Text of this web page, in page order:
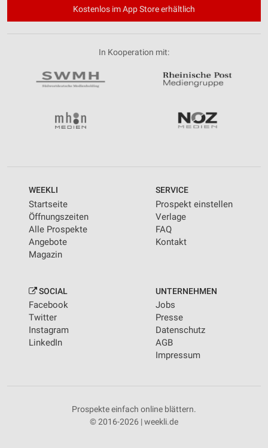
Kostenlos im App Store erhältlich
In Kooperation mit:
WEEKLI
Startseite
Öffnungszeiten
Alle Prospekte
Angebote
Magazin
SERVICE
Prospekt einstellen
Verlage
FAQ
Kontakt
SOCIAL
Facebook
Twitter
Instagram
LinkedIn
UNTERNEHMEN
Jobs
Presse
Datenschutz
AGB
Impressum
Prospekte einfach online blättern.
© 2016-2026 | weekli.de